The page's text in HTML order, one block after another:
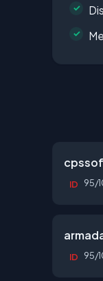
ID 95/
ID 95/